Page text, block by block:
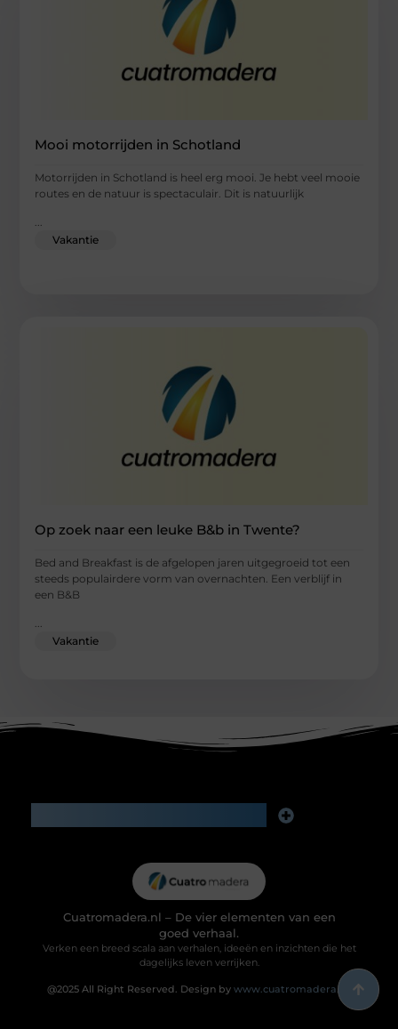
Mooi motorrijden in Schotland
Motorrijden in Schotland is heel erg mooi. Je hebt veel mooie
routes en de natuur is spectaculair. Dit is natuurlijk
Vakantie
Op zoek naar een leuke B&b in Twente?
Bed and Breakfast is de afgelopen jaren uitgegroeid tot een
steeds populairdere vorm van overnachten. Een verblijf in
een B&B
...
Vakantie
Cuatromadera.nl – De vier elementen van een
goed verhaal.
Verken een breed scala aan verhalen, ideeën en inzichten die het
dagelijks leven verrijken.
@2025 All Right Reserved. Design by www.cuatromadera.nl.